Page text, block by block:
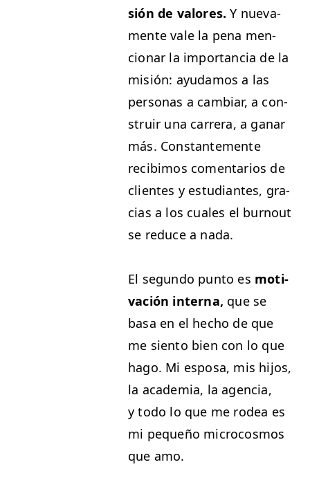
sión de val­ores. Y nue­va­
mente vale la pena men­
cionar la impor­tan­cia de la
mis­ión: ayu­damos a las
per­sonas a cam­biar, a con­
stru­ir una car­rera, a ganar
más. Con­stan­te­mente
recibi­mos comen­tar­ios de
clientes y estu­di­antes, gra­
cias a los cuales el burnout
se reduce a nada.
El segun­do pun­to es moti­
vación inter­na, que se
basa en el hecho de que
me sien­to bien con lo que
hago. Mi esposa, mis hijos,
la acad­e­mia, la agen­cia,
y todo lo que me rodea es
mi pequeño micro­cos­mos
que amo.